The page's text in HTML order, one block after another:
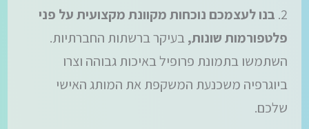
2. בנו לעצמכם נוכחות מקוונת מקצועית על פני
פלטפורמות שונות,בעיקר ברשתות החברתיות.
השתמשו בתמונת פרופיל באיכות גבוהה וצרו
ביוגרפיה משכנעת המשקפת את המותג האישי
שלכם.